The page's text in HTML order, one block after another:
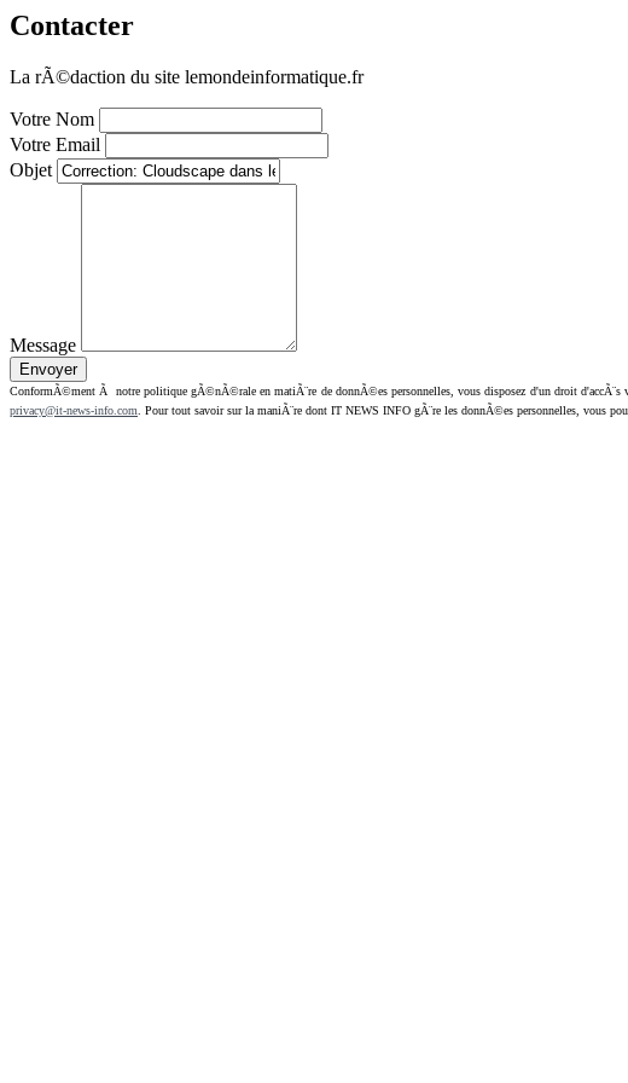
Contacter
La rÃ©daction du site lemondeinformatique.fr
Votre Nom
Votre Email
Objet
Message
ConformÃ©ment Ã notre politique gÃ©nÃ©rale en matiÃ¨re de donnÃ©es personnelles, vous disposez d'un droit
privacy@it-news-info.com . Pour tout savoir sur la maniÃ¨re dont IT NEWS INFO gÃ¨re les donnÃ©es personnelles, vous